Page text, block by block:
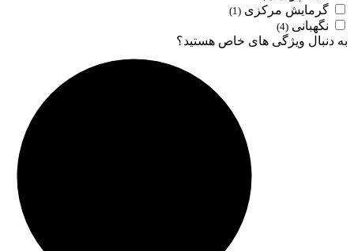
گرمایش مرکزی (1)
نگهبانی (4)
به دنبال ویژگی های خاص هستید؟